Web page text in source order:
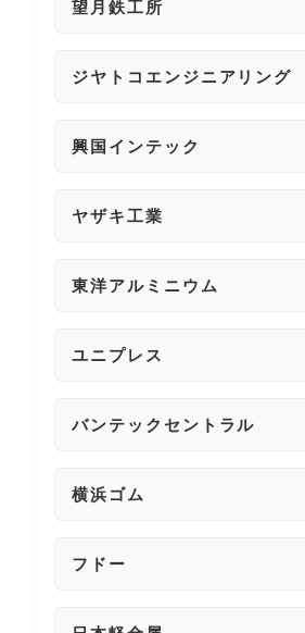
望月鉄工所
ジヤトコエンジニアリング
興国インテック
ヤザキ工業
東洋アルミニウム
ユニプレス
バンテックセントラル
横浜ゴム
フドー